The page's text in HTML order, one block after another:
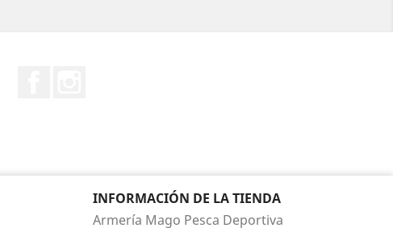
INFORMACIÓN DE LA TIENDA
Armería Mago Pesca Deportiva